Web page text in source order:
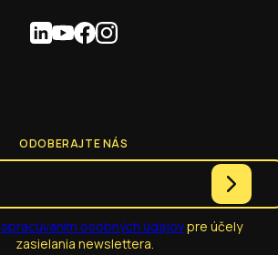
ODOBERAJTE NÁS
spracúvaním osobných údajovpre účely
zasielania newslettera.